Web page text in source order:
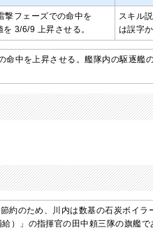
撃フェーズでの命中を
3/6/9 上昇させる。
スキル
は誤字か
命中を上昇させる。艦隊内の駆逐艦
約のため、川内は数基の石炭ボイラ
）」の指揮官の田中頼三隊の旗艦